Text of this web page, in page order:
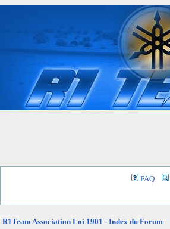
FAQ
R1Team Association Loi 1901 - Index du Forum